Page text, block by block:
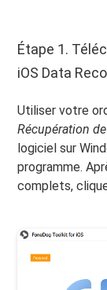
Étape 1.
iOS Data
Utiliser votre
Récupération
logiciel sur
programme.
complets,